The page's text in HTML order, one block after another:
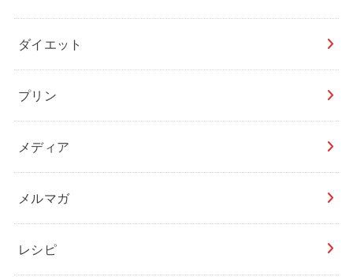
ダイエット
プリン
メディア
メルマガ
レシピ